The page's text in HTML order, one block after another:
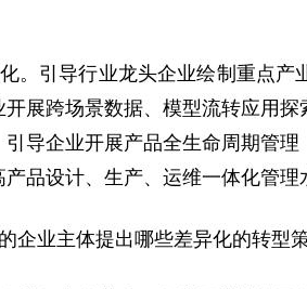
。引导行业龙头企业绘制重点
展跨场景数据、模型流转应用
导企业开展产品全生命周期管
品设计、生产、运维一体化管理
企业主体提出哪些差异化的转型